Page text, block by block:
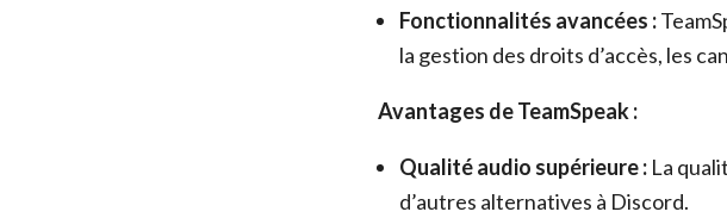
Fonctionnalités avancées :
la gestion des droits d’accès, les
Avantages de TeamSpeak :
Qualité audio supérieure : La
d’autres alternatives à Discord.